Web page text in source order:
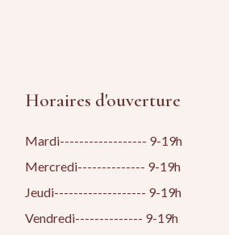
Horaires d'ouverture
Mardi------------------ 9-19h
Mercredi-------------- 9-19h
Jeudi------------------- 9-19h
Vendredi-------------- 9-19h